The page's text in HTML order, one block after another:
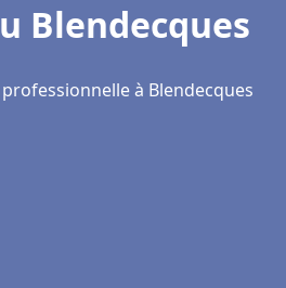
Blendecques
à Blendecques